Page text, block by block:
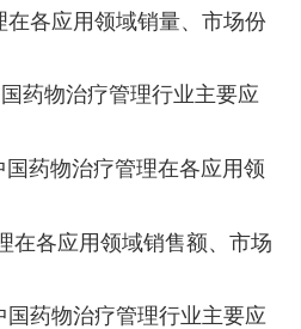
在各应用领域销量、市场份
药物治疗管理行业主要应
药物治疗管理在各应用领
在各应用领域销售额、市场
药物治疗管理行业主要应